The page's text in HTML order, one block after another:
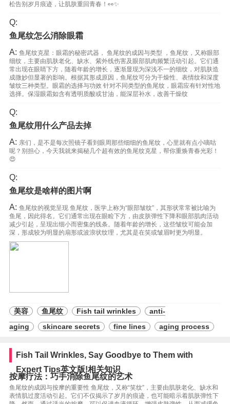
松告别岁月痕迹，让肌肤重回青春！👀✨
Q:
鱼尾纹怎么消除眼霜
A: 鱼尾纹克星：眼霜的秘密武器， 鱼尾纹的成因与类型 ，鱼尾纹，又称眼部
细纹，主要由肌肤老化、缺水、紫外线伤害及眼部肌肉频繁活动引起。它们通
常出现在眼睛下方，随着年龄的增长，逐渐显现为深浅不一的细纹，对肌肤造
成微妙但显著的影响。根据其形成原因，鱼尾纹可分为干燥性、表情纹和深度
皱纹三种类型。眼霜的选择与功效 针对不同类型的鱼尾纹，眼霜应有针对性地
选择。保湿眼霜如含有透明质酸或甘油，能深层补水，改善干燥纹
Q:
鱼尾纹用什么产品去掉
A: 亲们，是不是每次照镜子看到眼周那些细细的鱼尾纹，心里就有点小嘀咕
呢？别担心，今天我就来揭秘几个超有效的鱼尾纹克星，帮你重焕青春光彩！
😍
Q:
鱼尾纹是啥样的图片啊
A: 鱼尾纹的视觉呈现 鱼尾纹，医学上称为“眼部皱纹”，其形状常常被比喻为
鱼尾，因此得名。它们通常出现在眼睑下方，由皮肤弹性下降和眼部肌肉活动
减少引起，呈现出细小而密集的线条。随着年龄的增长，这些皱纹可能会加
深，形成较为明显的扇形或波浪状纹理，尤其是在笑或皱眉时更为明显。
美容 鱼尾纹 Fish tail wrinkles
anti-
aging
skincare secrets fine lines aging process
Fish Tail Wrinkles, Say Goodbye to Them with
Expert Tips英文版!相关知识
按摩疗法：巧手消除鱼尾纹的艺术
鱼尾纹的成因与按摩的重要性 鱼尾纹，又称“笑纹”，主要由肌肤老化、缺水和
表情肌过度活动引起。它们不仅揭示了岁月的痕迹，也可能暗示着肌肤弹性下